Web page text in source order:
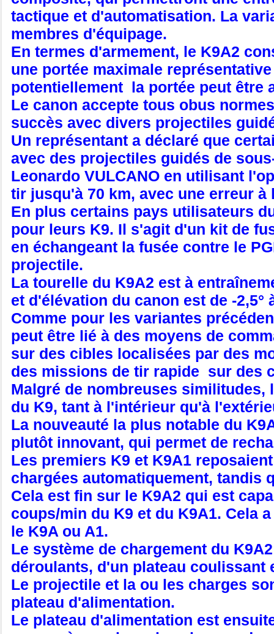
tactique et d'automatisation. La
membres d'équipage.
En termes d'armement, le K9A2
une portée maximale
potentiellement la portée peut être
Le canon accepte tous obus
succès avec divers projectiles
Un représentant a déclaré que
avec des projectiles guidés de
Leonardo VULCANO en utilisant
tir jusqu'à 70 km, avec une erreur à
En plus certains pays utilisateurs
pour leurs K9. Il s'agit d'un kit de
en échangeant la fusée contre le
projectile.
La tourelle du K9A2 est à
et d'élévation du canon est de -2,5°
Comme pour les variantes
peut être lié à des moyens de
sur des cibles localisées par des
des missions de tir rapide sur des
Malgré de nombreuses
du K9, tant à l'intérieur qu'à
La nouveauté la plus notable du
plutôt innovant, qui permet de
Les premiers K9 et K9A1
chargées automatiquement, tandis
Cela est fin sur le K9A2 qui est
coups/min du K9 et du K9A1. Cela
le K9A ou A1.
Le système de chargement du
déroulants, d'un plateau coulissant
Le projectile et la ou les charges
plateau d'alimentation.
Le plateau d'alimentation est